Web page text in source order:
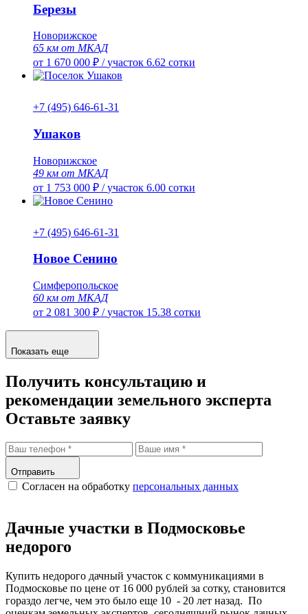
Березы
Новорижское
65 км от МКАД
от 1 670 000 ₽ /участок 6.62 сотки
+7 (495) 646-61-31
Ушаков
Новорижское
49 км от МКАД
от 1 753 000 ₽ /участок 6.00 сотки
+7 (495) 646-61-31
Новое Сенино
Симферопольское
60 км от МКАД
от 2 081 300 ₽ /участок 15.38 сотки
Показать еще
Получить консультацию и
рекомендации земельного эксперта
Оставьте заявку
Отправить
Согласен на обработку персональных данных
Дачные участки в Подмосковье
недорого
Купить недорого дачный участок с коммуникациями в
Подмосковье по цене от 16 000 рублей за сотку, становится
гораздо легче, чем это было еще 10 - 20 лет назад. По